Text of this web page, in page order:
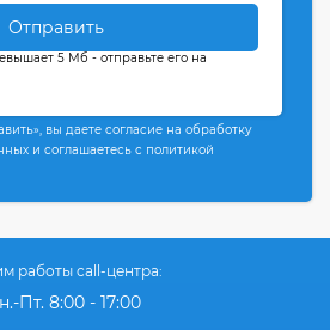
Отправить
5 Мб - отправьте его на
вы даете согласие на обработку
и соглашаетесь с политикой
работы call-центра:
Пт. 8:00 - 17:00